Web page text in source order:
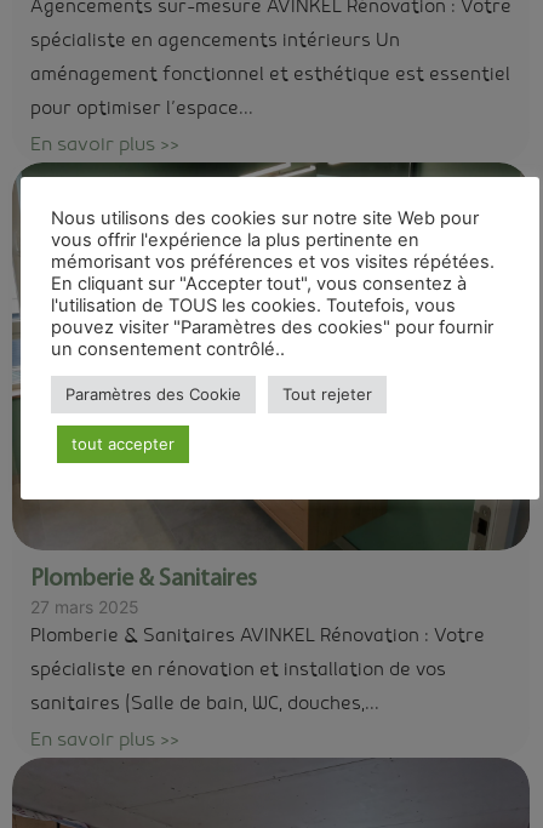
Agencements sur-mesure AVINKEL Rénovation : Votre
spécialiste en agencements intérieurs Un
aménagement fonctionnel et esthétique est essentiel
pour optimiser l’espace...
En savoir plus >>
Plomberie & Sanitaires
27 mars 2025
Plomberie & Sanitaires AVINKEL Rénovation : Votre
spécialiste en rénovation et installation de vos
sanitaires (Salle de bain, WC, douches,...
En savoir plus >>
Nous utilisons des cookies sur notre site Web pour
vous offrir l'expérience la plus pertinente en
mémorisant vos préférences et vos visites répétées.
En cliquant sur "Accepter tout", vous consentez à
l'utilisation de TOUS les cookies. Toutefois, vous
pouvez visiter "Paramètres des cookies" pour fournir
un consentement contrôlé..
Paramètres des Cookie Tout rejeter
tout accepter